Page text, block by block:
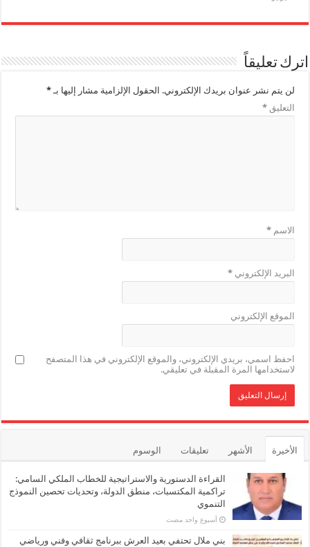
اترك تعليقاً
لن يتم نشر عنوان بريدك الإلكتروني. الحقول الإلزامية مشار إليها بـ*
التعليق*
الاسم*
البريد الإلكتروني*
الموقع الإلكتروني
احفظ اسمي، بريدي الإلكتروني، والموقع الإلكتروني في هذا المتصفح
لاستخدامها المرة المقبلة في تعليقي.
الأخيرة الأشهر تعليقات الوسوم
القراءة الدستورية والاستراتيجية للخطاب الملكي السامي:
تراكمية المكتسبات، منطق الدولة، وتحديات تحصين النموذج
التنموي
‏أسبوع واحد مضت
بني ملال تحتفي بعيد العرش ببرنامج ثقافي وفني ورياضي